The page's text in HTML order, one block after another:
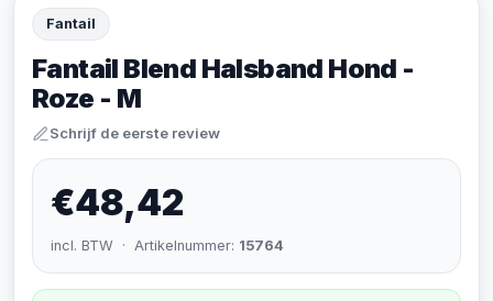
Fantail
Fantail Blend Halsband Hond -
Roze - M
Schrijf de eerste review
€48,42
incl. BTW · Artikelnummer: 15764